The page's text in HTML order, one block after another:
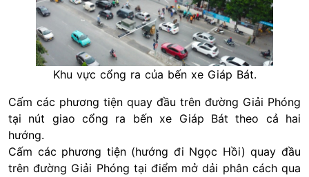
Khu vực cổng ra của bến xe Giáp Bát.
Cấm các phương tiện quay đầu trên đường Giải Phóng
tại nút giao cổng ra bến xe Giáp Bát theo cả hai
hướng.
Cấm các phương tiện (hướng đi Ngọc Hồi) quay đầu
trên đường Giải Phóng tại điểm mở dải phân cách qua